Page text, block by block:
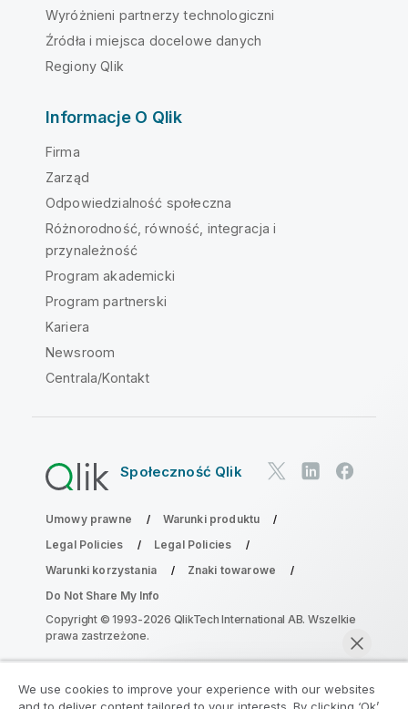
Wyróżnieni partnerzy technologiczni
Źródła i miejsca docelowe danych
Regiony Qlik
Informacje O Qlik
Firma
Zarząd
Odpowiedzialność społeczna
Różnorodność, równość, integracja i
przynależność
Program akademicki
Program partnerski
Kariera
Newsroom
Centrala/Kontakt
Społeczność Qlik
Umowy prawne
Warunki produktu
Legal Policies
Legal Policies
Warunki korzystania
Znaki towarowe
Do Not Share My Info
Copyright © 1993-2026 QlikTech International AB. Wszelkie
prawa zastrzeżone.
Dołącz do Programu Modernizacji
We use cookies to improve your experience with our websites